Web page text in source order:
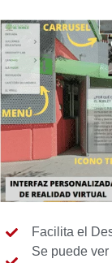
Facilita el
Se puede